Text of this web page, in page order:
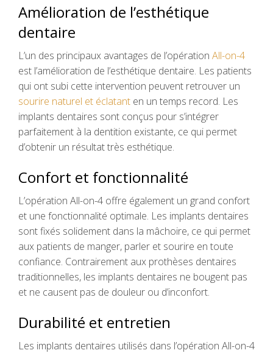
Amélioration de l’esthétique
dentaire
L’un des principaux avantages de l’opération All-on-4
est l’amélioration de l’esthétique dentaire. Les patients
qui ont subi cette intervention peuvent retrouver un
sourire naturel et éclatant en un temps record. Les
implants dentaires sont conçus pour s’intégrer
parfaitement à la dentition existante, ce qui permet
d’obtenir un résultat très esthétique.
Confort et fonctionnalité
L’opération All-on-4 offre également un grand confort
et une fonctionnalité optimale. Les implants dentaires
sont fixés solidement dans la mâchoire, ce qui permet
aux patients de manger, parler et sourire en toute
confiance. Contrairement aux prothèses dentaires
traditionnelles, les implants dentaires ne bougent pas
et ne causent pas de douleur ou d’inconfort.
Durabilité et entretien
Les implants dentaires utilisés dans l’opération All-on-4